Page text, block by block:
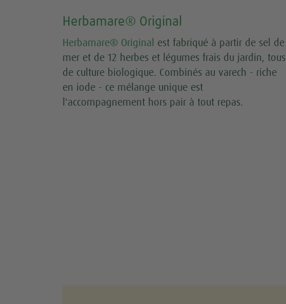
Herbamare® Original
Herbamare® Original
est fabriqué à partir de sel de
mer et de 12 herbes et légumes frais du jardin, tous
de culture biologique. Combinés au varech - riche
en iode - ce mélange unique est
l'accompagnement hors pair à tout repas.